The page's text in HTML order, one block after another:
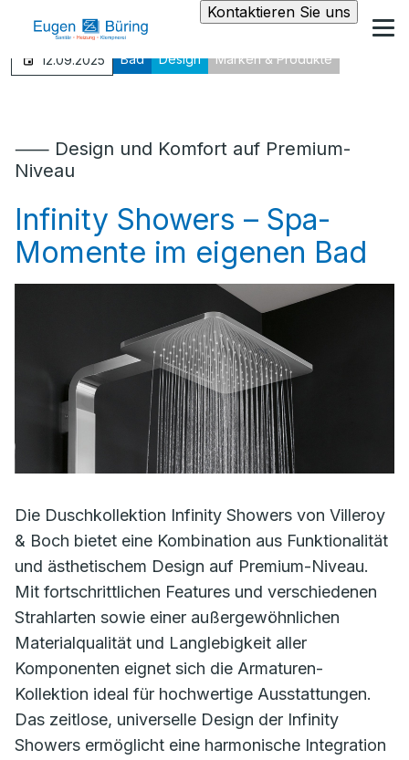
Kontaktieren Sie uns
12.09.2025 Bad Design Marken & Produkte
⸺ Design und Komfort auf Premium-
Niveau
Infinity Showers – Spa-
Momente im eigenen Bad
Die Duschkollektion Infinity Showers von Villeroy
& Boch bietet eine Kombination aus Funktionalität
und ästhetischem Design auf Premium-Niveau.
Mit fortschrittlichen Features und verschiedenen
Strahlarten sowie einer außergewöhnlichen
Materialqualität und Langlebigkeit aller
Komponenten eignet sich die Armaturen-
Kollektion ideal für hochwertige Ausstattungen.
Das zeitlose, universelle Design der Infinity
Showers ermöglicht eine harmonische Integration